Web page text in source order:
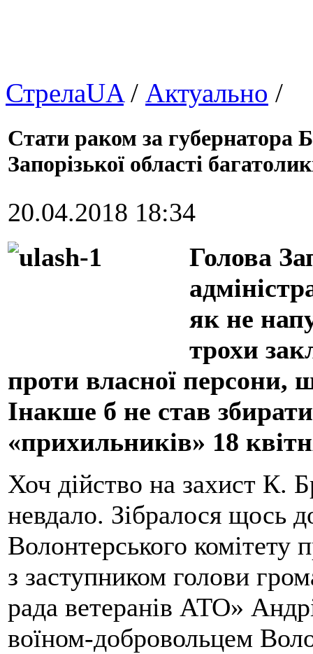
СтрелаUA/ Актуально /
Стати раком за губернатора
Запорізької області
20.04.2018 18:34
Голова
як не
трохи
проти власної персони,
Інакше б не став
«прихильників» 18
Хоч дійство на захист К.
невдало. Зібралося щось
Волонтерського комітету
з заступником голови
рада ветеранів АТО»
воїном-добровольцем